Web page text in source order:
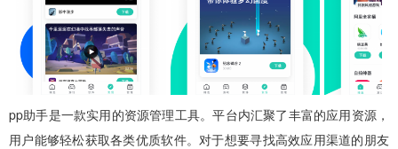
pp助手是一款实用的资源管理工具。平台内汇聚了丰富的应用资源，
用户能够轻松获取各类优质软件。对于想要寻找高效应用渠道的朋友